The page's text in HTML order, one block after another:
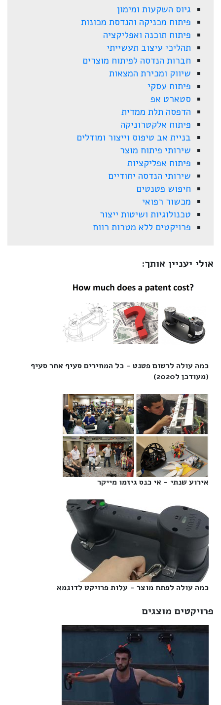
גיוס השקעות ומימון
פיתוח מכניקה והנדסת מכונות
פיתוח תוכנה ואפליקציה
תהליכי עיצוב תעשייתי
חברות הנדסה לפיתוח מוצרים
שיווק ומכירת המצאות
פיתוח עסקי
סטארט אפ
הדפסה תלת ממדית
פיתוח אלקטרוניקה
בניית אב טיפוס וייצור ומודלים
שירותי פיתוח מוצר
פיתוח אפליקציות
שירותי הנדסה יחודיים
חיפוש פטנטים
מכשור רפואי
טכנולוגיות ושיטות ייצור
פרויקטים ללא מטרות רווח
אולי יעניין אותך:
כמה עולה לרשום פטנט - כל המחירים סעיף אחר סעיף
(מעודכן ל2020)‎
אירוע שנתי - אי כנס גיזמו מייקר‎
כמה עולה לפתח מוצר - עלות פרויקט לדוגמא‎
פרויקטים מוצגים